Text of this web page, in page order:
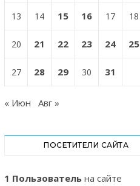
13 14 15 16 17 18
20 21 22 23 24 25
27 28 29 30 31
« Июн Авг »
ПОСЕТИТЕЛИ САЙТА
1 Пользователь на сайте